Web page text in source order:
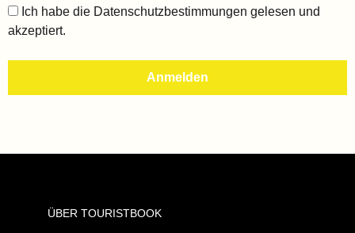
Ich habe die Datenschutzbestimmungen gelesen und
akzeptiert.
ÜBER TOURISTBOOK